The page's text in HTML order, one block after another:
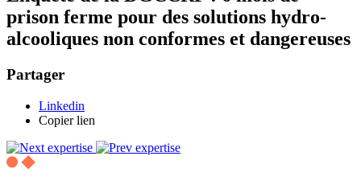
prison ferme pour des solutions hydro-
alcooliques non conformes et dangereuses
Partager
Linkedin
Copier lien